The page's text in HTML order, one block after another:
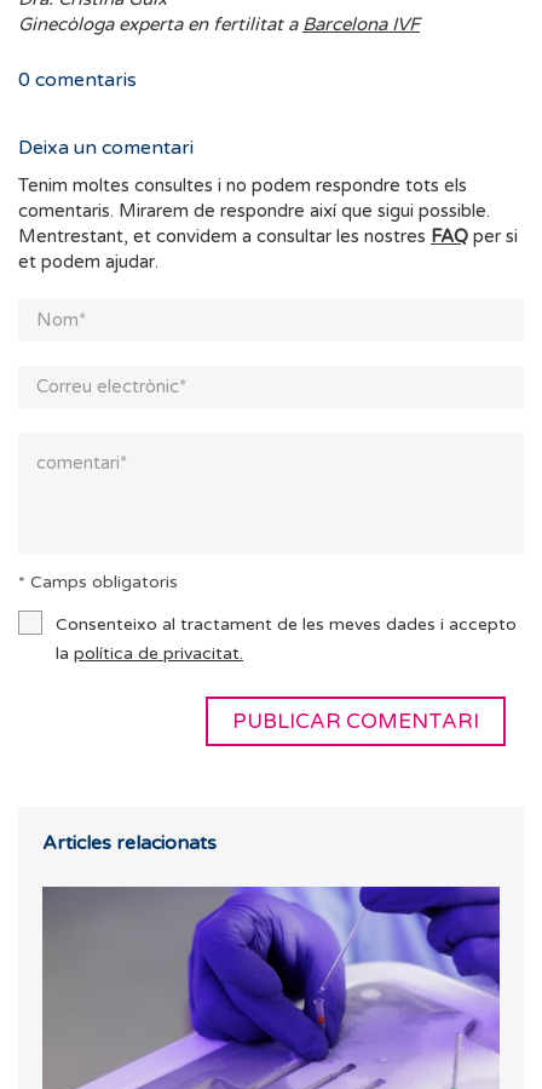
Ginecòloga experta en fertilitat a Barcelona IVF
0 comentaris
Deixa un comentari
Tenim moltes consultes i no podem respondre tots els
comentaris. Mirarem de respondre així que sigui possible.
Mentrestant, et convidem a consultar les nostres FAQ per si
et podem ajudar.
* Camps obligatoris
Consenteixo al tractament de les meves dades i accepto
la política de privacitat.
Articles relacionats